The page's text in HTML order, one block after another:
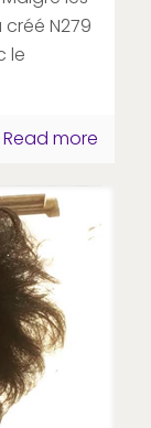
N279
le
Read more